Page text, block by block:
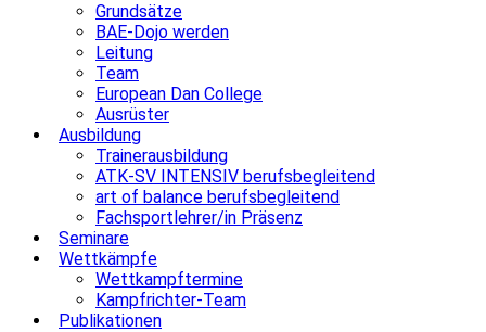
Grundsätze
BAE-Dojo werden
Leitung
Team
European Dan College
Ausrüster
Ausbildung
Trainerausbildung
ATK-SV INTENSIV berufsbegleitend
art of balance berufsbegleitend
Fachsportlehrer/in Präsenz
Seminare
Wettkämpfe
Wettkampftermine
Kampfrichter-Team
Publikationen